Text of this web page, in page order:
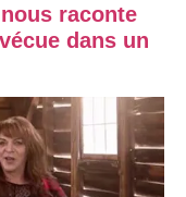
raconte
dans un